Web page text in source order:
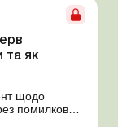
та як
щодо
помилково